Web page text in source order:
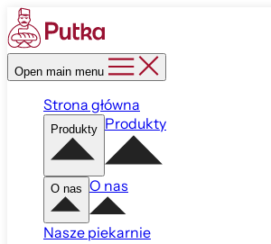
Open main menu
Strona główna
Produkty Produkty
O nas O nas
Nasze piekarnie